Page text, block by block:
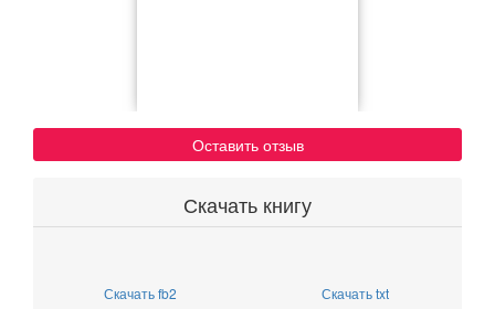
Оставить отзыв
Скачать книгу
Скачать fb2 Скачать txt